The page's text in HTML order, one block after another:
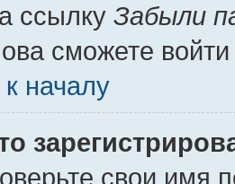
ссылку Забыли
сможете
началу
свои имя